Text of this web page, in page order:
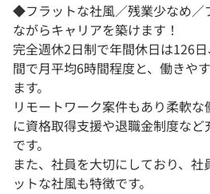
◆フラットな社風／残業少なめ／
ながらキャリアを築けます！
完全週休2日制で年間休日は126
間で月平均6時間程度と、働きや
ます。
リモートワーク案件もあり柔軟
に資格取得支援や退職金制度な
です。
また、社員を大切にしており、
ットな社風も特徴です。